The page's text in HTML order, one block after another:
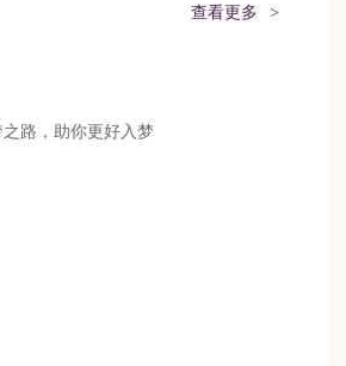
查看更多 >